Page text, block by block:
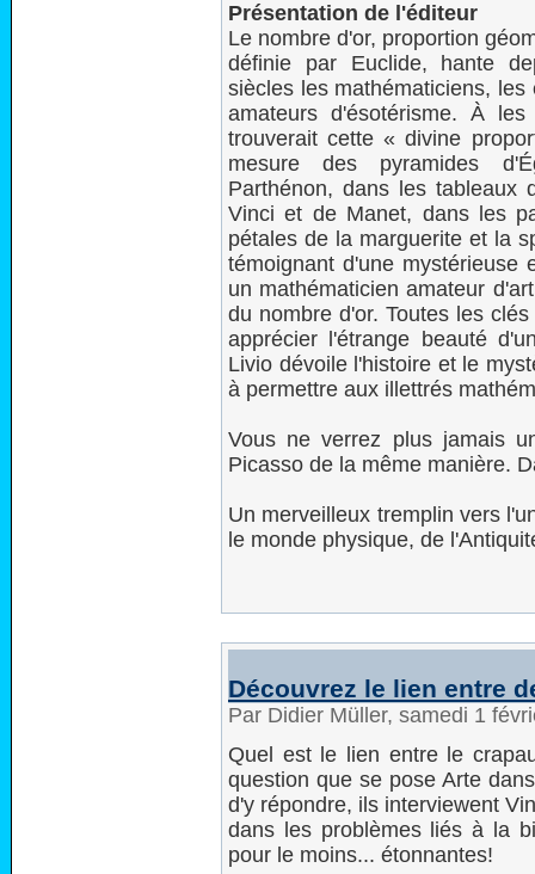
Présentation de l'éditeur
Le nombre d'or, proportion
définie par Euclide, hante
siècles les mathématiciens, les
amateurs d'ésotérisme. À
trouverait cette « divine
mesure des pyramides
Parthénon, dans les tableaux
Vinci et de Manet, dans les
pétales de la marguerite et la
témoignant d'une mystérieuse
un mathématicien amateur
du nombre d'or. Toutes les
apprécier l'étrange beauté
Livio dévoile l'histoire et le
à permettre aux illettrés
Vous ne verrez plus jamais
Picasso de la même manière.
Un merveilleux tremplin vers
le monde physique, de
Découvrez le lien entre
Par Didier Müller, samedi 1
Quel est le lien entre le
question que se pose Arte
d'y répondre, ils interviewent
dans les problèmes liés à la
pour le moins... étonnantes!